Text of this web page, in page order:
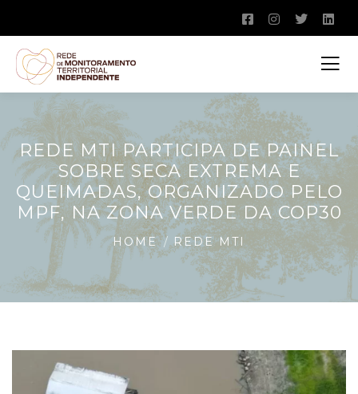
REDE MTI PARTICIPA DE PAINEL
SOBRE SECA EXTREMA E
QUEIMADAS, ORGANIZADO PELO
MPF, NA ZONA VERDE DA COP30
HOME REDE MTI